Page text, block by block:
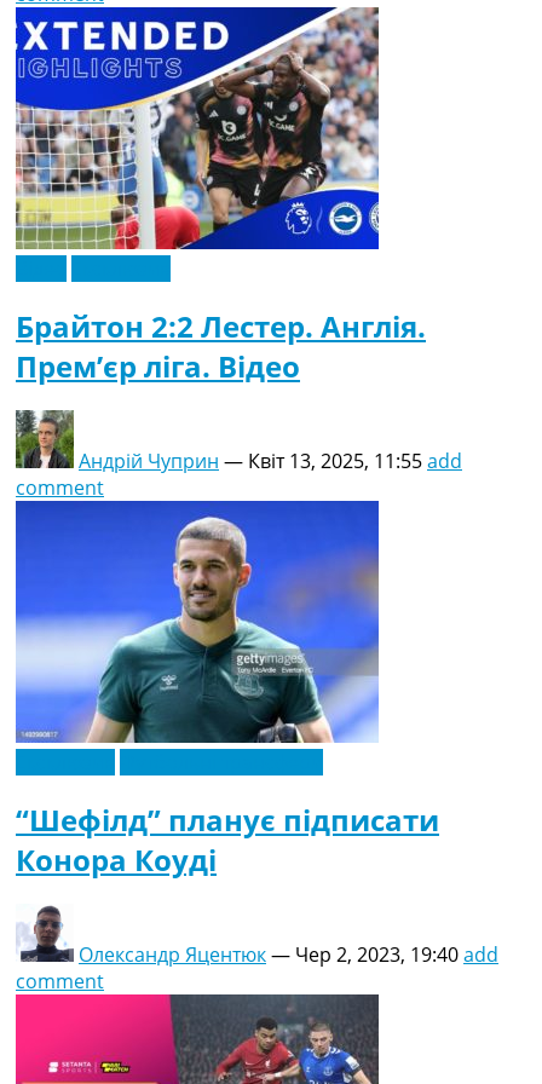
Брайтон 2:2 Лестер. Англія.
Прем’єр ліга. Відео
Андрій Чуприн — Квіт 13, 2025, 11:55add
comment
“Шефілд” планує підписати
Конора Коуді
Олександр Яцентюк— Чер 2, 2023, 19:40add
comment